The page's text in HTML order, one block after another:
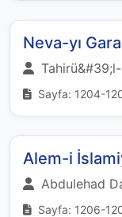
Neva-yı
Sayfa: 1204-
Alem-i
Abdulehad
Sayfa: 1206-